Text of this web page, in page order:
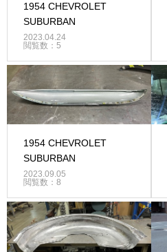
1954 CHEVROLET
SUBURBAN
2023.04.24
閲覧数：5
1954 CHEVROLET
SUBURBAN
2023.09.05
閲覧数：8